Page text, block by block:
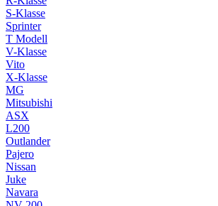
S-Klasse
Sprinter
T Modell
V-Klasse
Vito
X-Klasse
MG
Mitsubishi
ASX
L200
Outlander
Pajero
Nissan
Juke
Navara